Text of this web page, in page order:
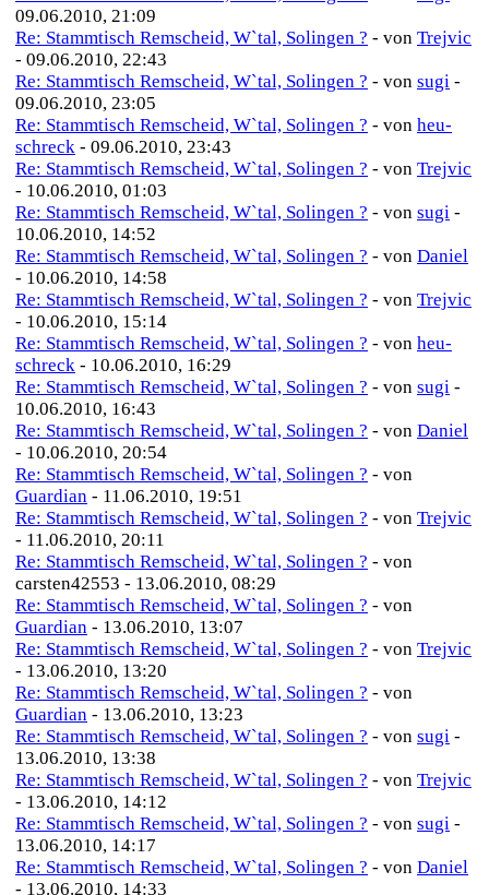
09.06.2010, 21:09
Re: Stammtisch Remscheid, W`tal, Solingen ? - von Trejvic
- 09.06.2010, 22:43
Re: Stammtisch Remscheid, W`tal, Solingen ? - von sugi -
09.06.2010, 23:05
Re: Stammtisch Remscheid, W`tal, Solingen ? - von heu-
schreck - 09.06.2010, 23:43
Re: Stammtisch Remscheid, W`tal, Solingen ? - von Trejvic
- 10.06.2010, 01:03
Re: Stammtisch Remscheid, W`tal, Solingen ? - von sugi -
10.06.2010, 14:52
Re: Stammtisch Remscheid, W`tal, Solingen ? - von Daniel
- 10.06.2010, 14:58
Re: Stammtisch Remscheid, W`tal, Solingen ? - von Trejvic
- 10.06.2010, 15:14
Re: Stammtisch Remscheid, W`tal, Solingen ? - von heu-
schreck - 10.06.2010, 16:29
Re: Stammtisch Remscheid, W`tal, Solingen ? - von sugi -
10.06.2010, 16:43
Re: Stammtisch Remscheid, W`tal, Solingen ? - von Daniel
- 10.06.2010, 20:54
Re: Stammtisch Remscheid, W`tal, Solingen ? - von
Guardian - 11.06.2010, 19:51
Re: Stammtisch Remscheid, W`tal, Solingen ? - von Trejvic
- 11.06.2010, 20:11
Re: Stammtisch Remscheid, W`tal, Solingen ? - von
carsten42553 - 13.06.2010, 08:29
Re: Stammtisch Remscheid, W`tal, Solingen ? - von
Guardian - 13.06.2010, 13:07
Re: Stammtisch Remscheid, W`tal, Solingen ? - von Trejvic
- 13.06.2010, 13:20
Re: Stammtisch Remscheid, W`tal, Solingen ? - von
Guardian - 13.06.2010, 13:23
Re: Stammtisch Remscheid, W`tal, Solingen ? - von sugi -
13.06.2010, 13:38
Re: Stammtisch Remscheid, W`tal, Solingen ? - von Trejvic
- 13.06.2010, 14:12
Re: Stammtisch Remscheid, W`tal, Solingen ? - von sugi -
13.06.2010, 14:17
Re: Stammtisch Remscheid, W`tal, Solingen ? - von Daniel
- 13.06.2010, 14:33